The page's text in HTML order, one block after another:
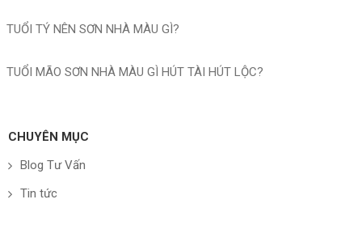
TUỔI TÝ NÊN SƠN NHÀ MÀU GÌ?
TUỔI MÃO SƠN NHÀ MÀU GÌ HÚT TÀI HÚT LỘC?
CHUYÊN MỤC
Blog Tư Vấn
Tin tức